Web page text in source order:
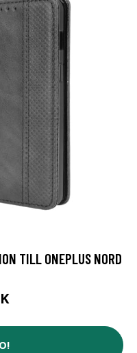
TILL ONEPLUS NORD